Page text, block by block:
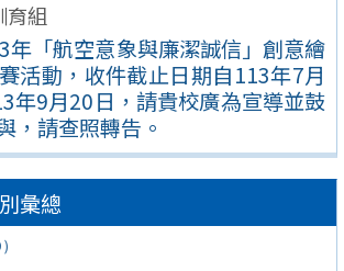
育組
年「航空意象與廉潔誠信」創意繪
活動，收件截止日期自113年7月
年9月20日，請貴校廣為宣導並鼓
，請查照轉告。
彙總
)